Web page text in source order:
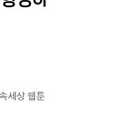
세상 웹툰